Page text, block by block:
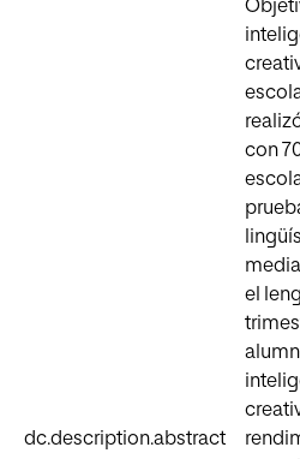
dc.description.abstract
con
el